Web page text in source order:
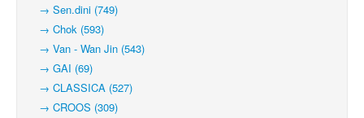
→ Sen.dini (749)
→ Chok (593)
→ Van - Wan Jin (543)
→ GAI (69)
→ CLASSICA (527)
→ CROOS (309)